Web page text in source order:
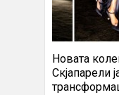
Новата
Скјапарели